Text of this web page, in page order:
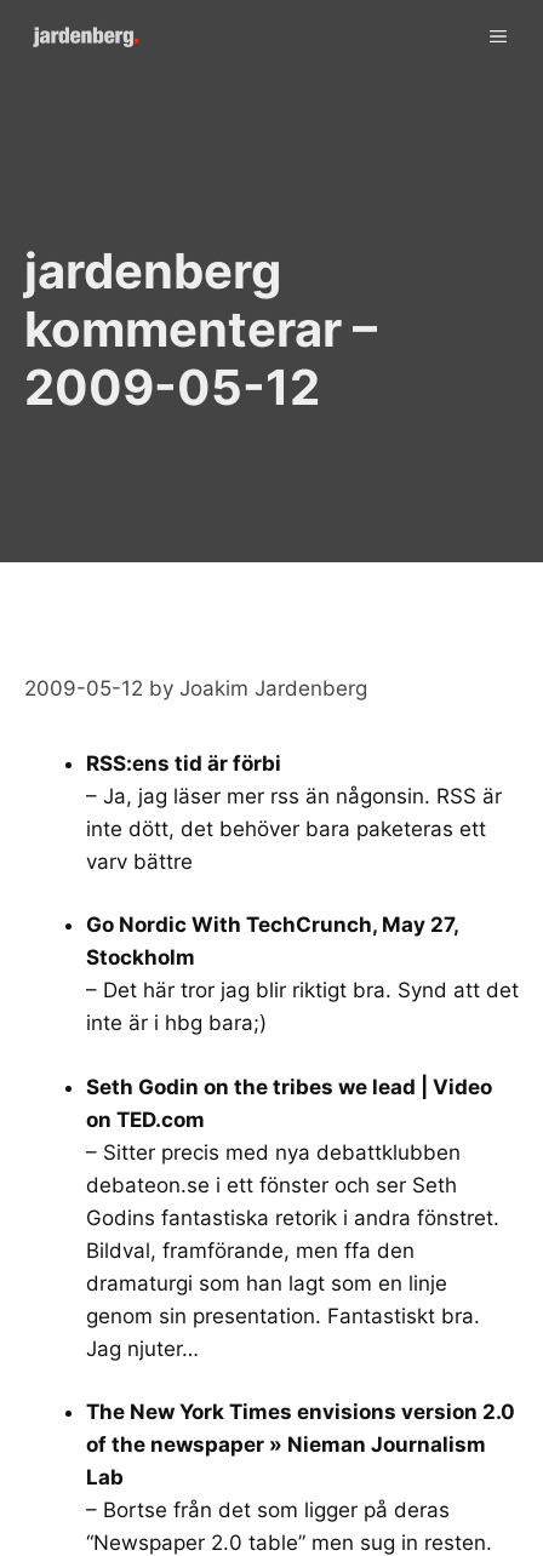
jardenberg
kommenterar –
2009-05-12
2009-05-12 by Joakim Jardenberg
RSS:ens tid är förbi
– Ja, jag läser mer rss än någonsin. RSS är
inte dött, det behöver bara paketeras ett
varv bättre
Go Nordic With TechCrunch, May 27,
Stockholm
– Det här tror jag blir riktigt bra. Synd att det
inte är i hbg bara;)
Seth Godin on the tribes we lead | Video
on TED.com
– Sitter precis med nya debattklubben
debateon.se i ett fönster och ser Seth
Godins fantastiska retorik i andra fönstret.
Bildval, framförande, men ffa den
dramaturgi som han lagt som en linje
genom sin presentation. Fantastiskt bra.
Jag njuter…
The New York Times envisions version 2.0
of the newspaper » Nieman Journalism
Lab
– Bortse från det som ligger på deras
“Newspaper 2.0 table” men sug in resten.